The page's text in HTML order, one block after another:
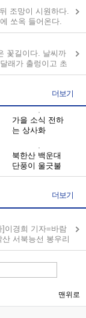
조망이 시원하다.
쏘옥 들어온다.
꽃길이다. 날씨까
래가 출렁이고 초
더보기
가을 소식 전하
는 상사화
북한산 백운대
단풍이 울긋불
긋
더보기
이경희 기자=바람
서북능선 봉우리
맨위로